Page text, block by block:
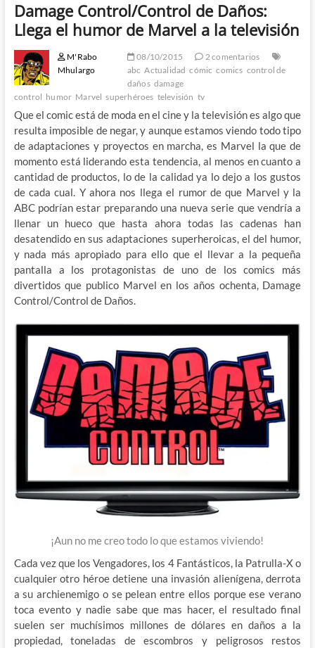
Damage Control/Control de Daños:
Llega el humor de Marvel a la televisión
M'Rabo
Mhulargo
08/10/2015
2 comentarios
abc Actualidad cómic comics control de
daños damage
control humor Marvel superhéroes televisión tv
Que el comic está de moda en el cine y la televisión es algo que
resulta imposible de negar, y aunque estamos viendo todo tipo
de adaptaciones y proyectos en marcha, es Marvel la que de
momento está liderando esta tendencia, al menos en cuanto a
cantidad de productos, lo de la calidad ya lo dejo a los gustos
de cada cual. Y ahora nos llega el rumor de que Marvel y la
ABC podrían estar preparando una nueva serie que vendría a
llenar un hueco que hasta ahora todas las cadenas han
desatendido en sus adaptaciones superheroicas, el del humor,
y nada más apropiado para ello que el llevar a la pequeña
pantalla a los protagonistas de uno de los comics más
divertidos que publico Marvel en los años ochenta, Damage
Control/Control de Daños.
¡Aun no me creo todo lo que estamos viviendo!
Cada vez que los Vengadores, los 4 Fantásticos, la Patrulla-X o
cualquier otro héroe detiene una invasión alienígena, derrota
a su archienemigo o se pelean entre ellos porque ese verano
toca evento y nadie sabe que mas hacer, el resultado final
suelen ser muchísimos millones de dólares en daños a la
propiedad, toneladas de escombros y peligrosos restos